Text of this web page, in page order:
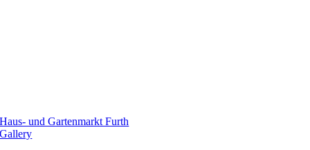
Haus- und Gartenmarkt Furth
Gallery